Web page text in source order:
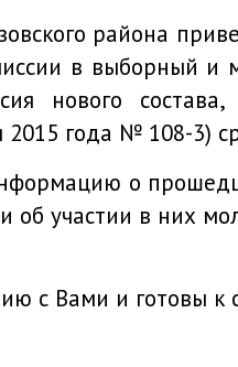
района
в выборный
нового
2015 года № 108-3)
о
участии в них
с Вами и готовы к